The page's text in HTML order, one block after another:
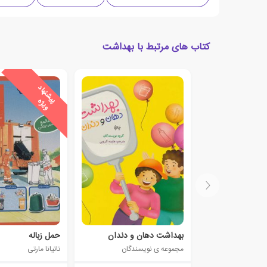
کتاب های مرتبط با بهداشت
بهداشت دهان و دندان
مجموعه ی نویسندگان
پ
ی
ش
ن
ه
ا
د
و
ی
ژ
ه
حمل زباله
تاتیانا مارتی